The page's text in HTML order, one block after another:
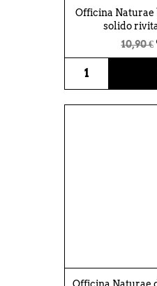
Officina Naturae
solido
10,90 €